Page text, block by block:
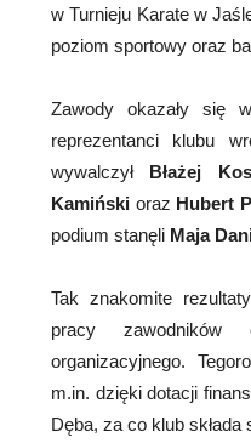
w Turnieju Karate w
poziom sportowy oraz
Zawody okazały się
reprezentanci klubu
wywalczył Błażej
Kamiński oraz Hubert
podium stanęli Maja
Tak znakomite
pracy zawodników
organizacyjnego.
m.in. dzięki dotacji
Dęba, za co klub